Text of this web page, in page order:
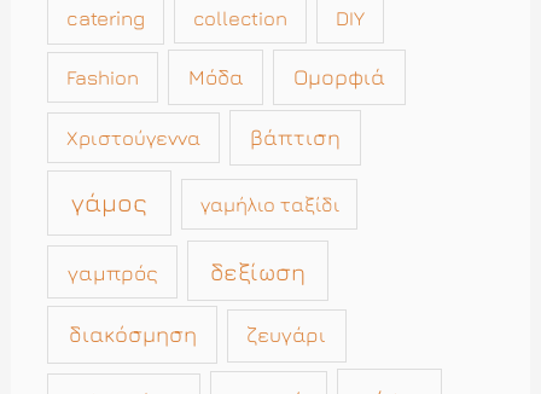
catering collection DIY
Fashion Μόδα Ομορφιά
Χριστούγεννα βάπτιση
γάμος γαμήλιο ταξίδι
γαμπρός δεξίωση
διακόσμηση ζευγάρι